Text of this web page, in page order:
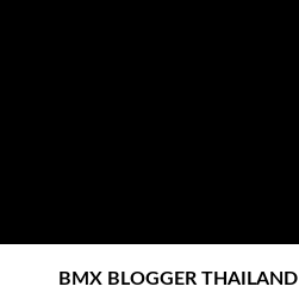
BMX BLOGGER THAILAND